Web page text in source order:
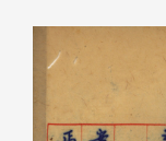
資料調閱申請
管理者登入